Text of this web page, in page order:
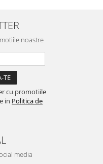
noastre
cu promotiile
in Politica de
media